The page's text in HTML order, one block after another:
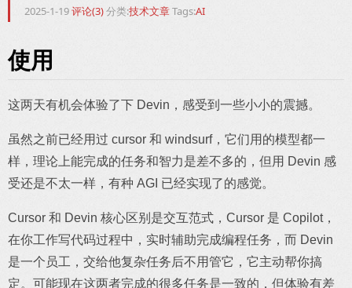
2025-1-19评论(3)分类:技术文章Tags:AI
使用
这两天有机会体验了下 Devin，感受到一些小小的震撼。
虽然之前已经用过 cursor 和 windsurf，它们用的模型都一
样，理论上能完成的任务和智力是差不多的，但用 Devin 感
受还是不太一样，有种 AGI 已经实现了的感觉。
Cursor 和 Devin 核心区别是交互范式，Cursor 是 Copilot，
在你工作写代码过程中，实时辅助完成编程任务，而 Devin
是一个员工，交给他复杂任务后不用管它，它主动帮你搞
定。可能现在这两者完成的很多任务是一致的，但体验有差